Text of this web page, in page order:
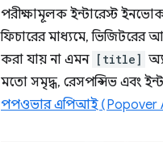
পরীক্ষামূলক ইন্টারেস্ট
ফিচারের মাধ্যমে,
করা যায় না এমন [title]
মতো সমৃদ্ধ, রেসপন্সিভ এবং
পপওভার এপিআই (Popover